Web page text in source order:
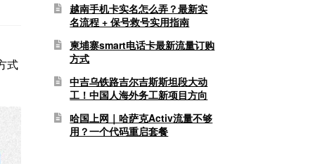
式
越南手机卡实名怎么弄？最新实
名流程 + 保号救号实用指南
柬埔寨smart电话卡最新流量订购
方式
中吉乌铁路吉尔吉斯斯坦段大动
工！中国人海外务工新项目方向
哈国上网｜哈萨克Activ流量不够
用？一个代码重启套餐